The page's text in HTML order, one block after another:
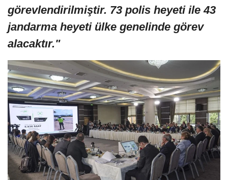
görevlendirilmiştir. 73 polis heyeti ile 43
jandarma heyeti ülke genelinde görev
alacaktır."